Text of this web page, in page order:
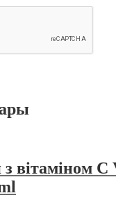
з вітаміном